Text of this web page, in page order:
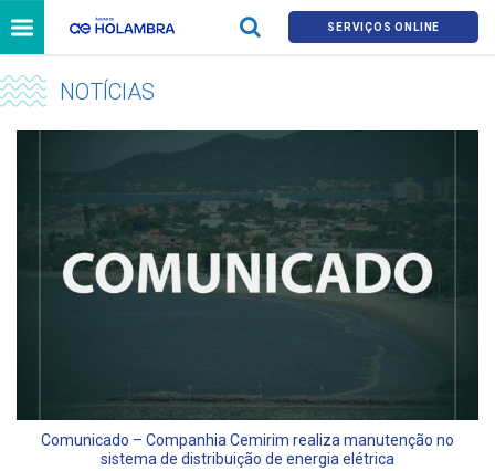
SERVIÇOS ONLINE
NOTÍCIAS
Comunicado – Companhia Cemirim realiza manutenção no
sistema de distribuição de energia elétrica